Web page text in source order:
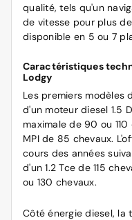
qualité, tels qu'un
de vitesse pour plus
disponible en 5 ou 7
Caractéristiques
Lodgy
Les premiers modèles
d'un moteur diesel 1.5
maximale de 90 ou
MPI de 85 chevaux.
cours des années
d'un 1.2 Tce de 115
ou 130 chevaux.
Côté énergie diesel, la